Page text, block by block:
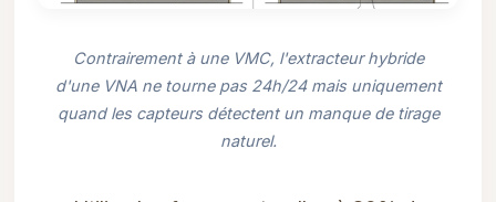
Contrairement à une VMC, l'extracteur hybride
d'une VNA ne tourne pas 24h/24 mais uniquement
quand les capteurs détectent un manque de tirage
naturel.